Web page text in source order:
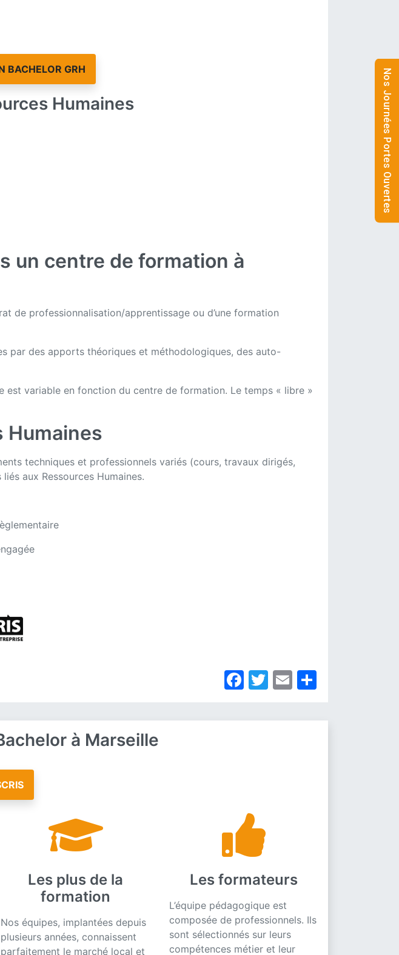
BACHELOR GRH
Humaines
un centre de formation à
de professionnalisation/apprentissage ou d’une formation
par des apports théoriques et méthodologiques, des auto-
variable en fonction du centre de formation. Le temps « libre »
Humaines
techniques et professionnels variés (cours, travaux dirigés,
aux Ressources Humaines.
Facebook
Twitter
Email
à Marseille
Les plus de la
formation
Nos équipes, implantées depuis
plusieurs années, connaissent
parfaitement le marché local et
Les formateurs
L’équipe pédagogique est
composée de professionnels. Ils
sont sélectionnés sur leurs
compétences métier et leur
Nos Journées Portes Ouvertes